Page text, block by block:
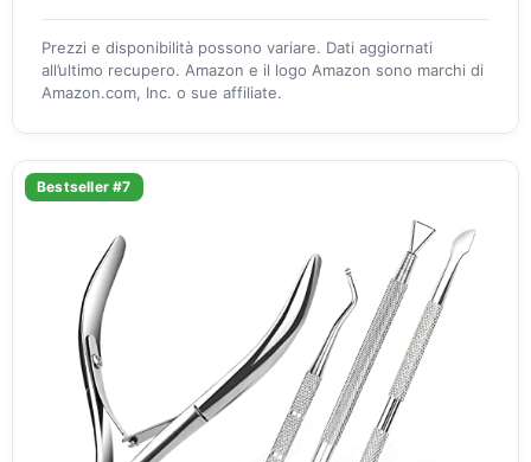
Prezzi e disponibilità possono variare. Dati aggiornati
all’ultimo recupero. Amazon e il logo Amazon sono marchi di
Amazon.com, Inc. o sue affiliate.
Bestseller #7